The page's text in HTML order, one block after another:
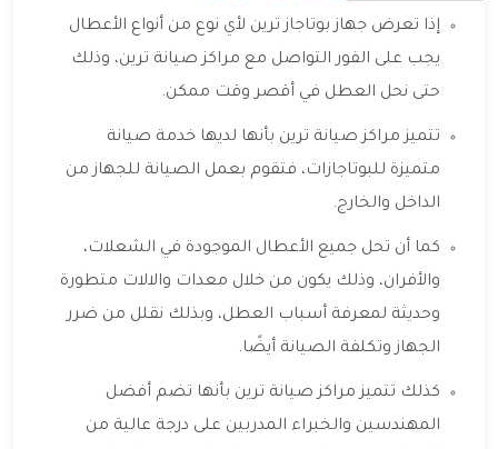
إذا تعرض جهاز بوتاجاز ترين لأي نوع من أنواع الأعطال
يجب على الفور التواصل مع مراكز صيانة ترين، وذلك
حتى نحل العطل في أقصر وقت ممكن.
تتميز مراكز صيانة ترين بأنها لديها خدمة صيانة
متميزة للبوتاجازات، فتقوم بعمل الصيانة للجهاز من
الداخل والخارج.
كما أن تحل جميع الأعطال الموجودة في الشعلات،
والأفران، وذلك يكون من خلال معدات والالات متطورة
وحديثة لمعرفة أسباب العطل، وبذلك نقلل من ضرر
الجهاز وتكلفة الصيانة أيضًا.
كذلك تتميز مراكز صيانة ترين بأنها تضم أفضل
المهندسين والخبراء المدربين على درجة عالية من